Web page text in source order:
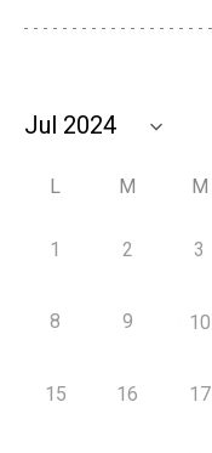
L M M
1 2 3
8 9 10
15 16 17